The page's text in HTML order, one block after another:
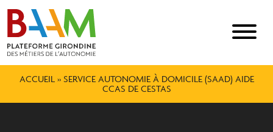
ACCUEIL» SERVICE AUTONOMIE À DOMICILE (SAAD) AIDE
CCAS DE CESTAS